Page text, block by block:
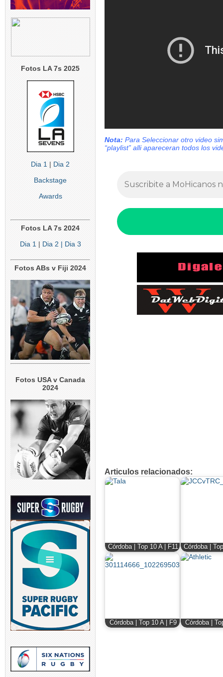
Fotos LA 7s 2025
Dia 1 | Dia 2
Backstage
Awards
Fotos LA 7s 2024
Dia 1 | Dia 2 | Dia 3
Fotos ABs v Fiji 2024
Fotos USA v Canada
2024
Nota: Para Seleccionar otro video
“playlist” alli apareceran todos los
Articulos relacionados:
Córdoba | Top 10 A | F11 Córdoba |
Córdoba | Top 10 A | F9 Córdoba |